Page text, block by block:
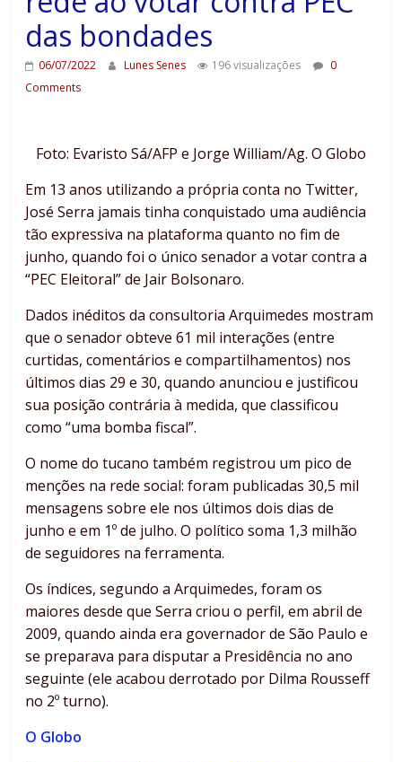
das bondades
06/07/2022 Lunes Senes 196 visualizações
0
Comments
Foto: Evaristo Sá/AFP e Jorge William/Ag. O Globo
Em 13 anos utilizando a própria conta no Twitter,
José Serra jamais tinha conquistado uma audiência
tão expressiva na plataforma quanto no fim de
junho, quando foi o único senador a votar contra a
“PEC Eleitoral” de Jair Bolsonaro.
Dados inéditos da consultoria Arquimedes mostram
que o senador obteve 61 mil interações (entre
curtidas, comentários e compartilhamentos) nos
últimos dias 29 e 30, quando anunciou e justificou
sua posição contrária à medida, que classificou
como “uma bomba fiscal”.
O nome do tucano também registrou um pico de
menções na rede social: foram publicadas 30,5 mil
mensagens sobre ele nos últimos dois dias de
junho e em 1º de julho. O político soma 1,3 milhão
de seguidores na ferramenta.
Os índices, segundo a Arquimedes, foram os
maiores desde que Serra criou o perfil, em abril de
2009, quando ainda era governador de São Paulo e
se preparava para disputar a Presidência no ano
seguinte (ele acabou derrotado por Dilma Rousseff
no 2º turno).
O Globo